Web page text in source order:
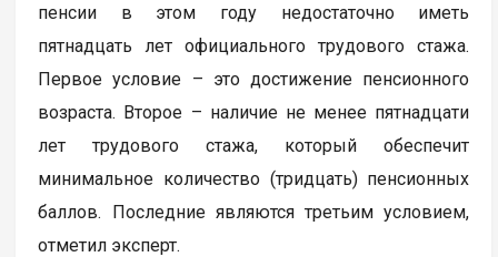
пенсии в этом году недостаточно иметь
пятнадцать лет официального трудового стажа.
Первое условие – это достижение пенсионного
возраста. Второе – наличие не менее пятнадцати
лет трудового стажа, который обеспечит
минимальное количество (тридцать) пенсионных
баллов. Последние являются третьим условием,
отметил эксперт.